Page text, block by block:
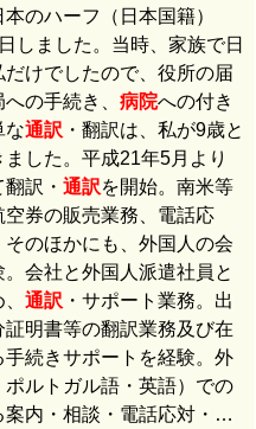
のハーフ（日本国籍）
しました。当時、家族で日
けでしたので、役所の届
の手続き、 病院への付き
な通訳 ・翻訳は、私が9歳と
した。平成21年5月より
訳・ 通訳を開始。南米等
券の販売業務、電話応
のほかにも、外国人の会
会社と外国人派遣社員と
通訳 ・サポート業務。出
明書等の翻訳業務及び在
続きサポートを経験。外
ポルトガル語・英語）での
案内・相談・電話応対・…